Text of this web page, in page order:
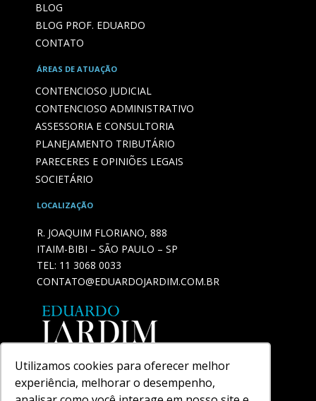
Utilizamos cookies para oferecer melhor
experiência, melhorar o desempenho,
BLOG
BLOG PROF. EDUARDO
CONTATO
ÁREAS DE ATUAÇÃO
CONTENCIOSO JUDICIAL
CONTENCIOSO ADMINISTRATIVO
ASSESSORIA E CONSULTORIA
PLANEJAMENTO TRIBUTÁRIO
PARECERES E OPINIÕES LEGAIS
SOCIETÁRIO
LOCALIZAÇÃO
R. JOAQUIM FLORIANO, 888
ITAIM-BIBI – SÃO PAULO – SP
TEL: 11 3068 0033
CONTATO@EDUARDOJARDIM.COM.BR